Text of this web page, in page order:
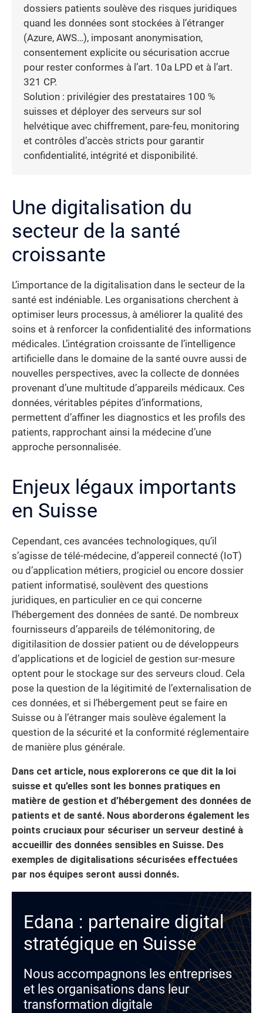
dossiers patients soulève des risques juridiques
quand les données sont stockées à l’étranger
(Azure, AWS…), imposant anonymisation,
consentement explicite ou sécurisation accrue
pour rester conformes à l’art. 10a LPD et à l’art.
321 CP.
Solution : privilégier des prestataires 100 %
suisses et déployer des serveurs sur sol
helvétique avec chiffrement, pare-feu, monitoring
et contrôles d’accès stricts pour garantir
confidentialité, intégrité et disponibilité.
Une digitalisation du
secteur de la santé
croissante
L’importance de la digitalisation dans le secteur de la
santé est indéniable. Les organisations cherchent à
optimiser leurs processus, à améliorer la qualité des
soins et à renforcer la confidentialité des informations
médicales. L’intégration croissante de l’intelligence
artificielle dans le domaine de la santé ouvre aussi de
nouvelles perspectives, avec la collecte de données
provenant d’une multitude d’appareils médicaux. Ces
données, véritables pépites d’informations,
permettent d’affiner les diagnostics et les profils des
patients, rapprochant ainsi la médecine d’une
approche personnalisée.
Enjeux légaux importants
en Suisse
Cependant, ces avancées technologiques, qu’il
s’agisse de télé-médecine, d’appereil connecté (IoT)
ou d’application métiers, progiciel ou encore dossier
patient informatisé, soulèvent des questions
juridiques, en particulier en ce qui concerne
l’hébergement des données de santé. De nombreux
fournisseurs d’appareils de télémonitoring, de
digitilasition de dossier patient ou de développeurs
d’applications et de logiciel de gestion sur-mesure
optent pour le stockage sur des serveurs cloud. Cela
pose la question de la légitimité de l’externalisation de
ces données, et si l’hébergement peut se faire en
Suisse ou à l’étranger mais soulève également la
question de la sécurité et la conformité réglementaire
de manière plus générale.
Dans cet article, nous explorerons ce que dit la loi
suisse et qu’elles sont les bonnes pratiques en
matière de gestion et d’hébergement des données de
patients et de santé. Nous aborderons également les
points cruciaux pour sécuriser un serveur destiné à
accueillir des données sensibles en Suisse. Des
exemples de digitalisations sécurisées effectuées
par nos équipes seront aussi donnés.
Edana : partenaire digital
stratégique en Suisse
Nous accompagnons les entreprises
et les organisations dans leur
transformation digitale